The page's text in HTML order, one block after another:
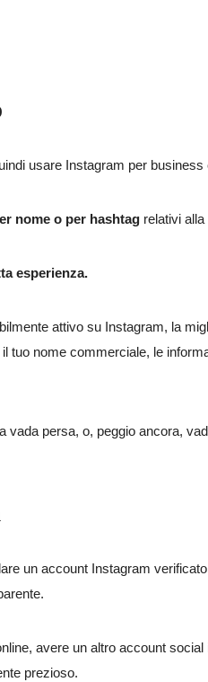
usare Instagram per business
nome o per hashtag relativi
esperienza.
attivo su Instagram, la
tuo nome commerciale, le
vada persa, o, peggio ancora,
un account Instagram
avere un altro account
prezioso.